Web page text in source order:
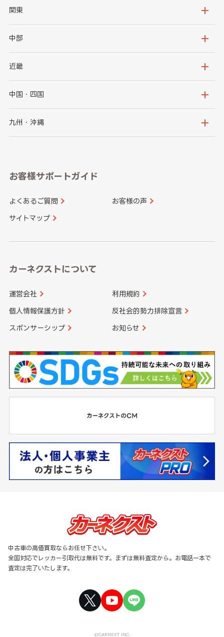
北海道
岩手県
秋田県
関東
茨城県
群馬県
千葉県
神奈川県
中部
新潟県
石川県
山梨県
愛知県
近畿
大阪府
京都府
和歌山県
中国・四国
鳥取県
山口県
香川県 愛媛県
九州・沖縄
長崎県
大分県 宮崎県
お客様サポートガイド
よくあるご質問 お客様の声
サイトマップ
カーネクストについて
運営会社 利用規約
個人情報保護方針 反社会的勢力排除宣言
スポンサーシップ お知らせ
中古車の高価買取ならお任せ下さい。
全国対応でレッカー引取代は無料です。まずは無料査定から。お電話一本で
査定は完了いたします。
©CARNEXT INC.